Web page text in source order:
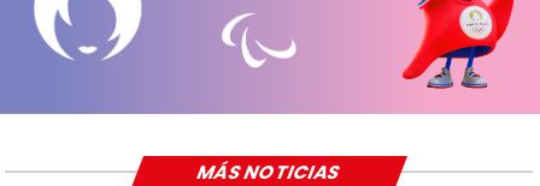
MÁS NOTICIAS